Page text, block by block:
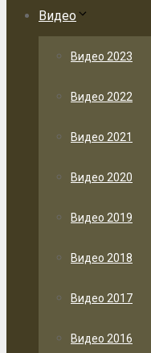
Видео
Видео 2023
Видео 2022
Видео 2021
Видео 2020
Видео 2019
Видео 2018
Видео 2017
Видео 2016